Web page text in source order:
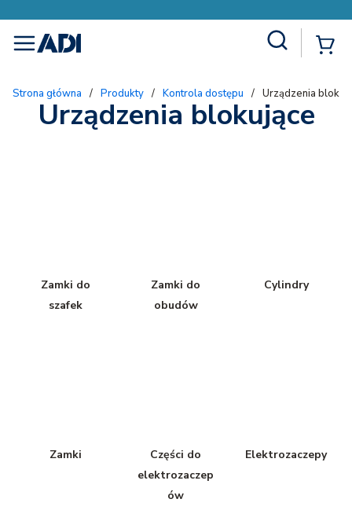
menu
Strona główna / Produkty / Kontrola dostępu / Urządzenia
Urządzenia blokujące
Zamki do
szafek
Zamki do
obudów
Cylindry
Zamki
Części do
elektrozaczep
ów
Elektrozaczepy